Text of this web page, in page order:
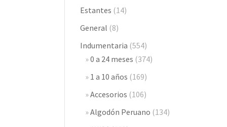
Estantes (14)
General (8)
Indumentaria (554)
0 a 24 meses (374)
1 a 10 años (169)
Accesorios (106)
Algodón Peruano (134)